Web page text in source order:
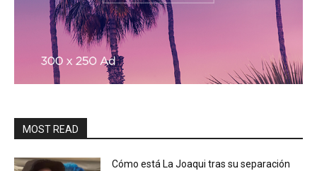
MOST READ
Cómo está La Joaqui tras su separación